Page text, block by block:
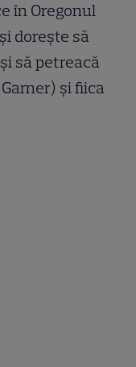
în Oregonul
dorește să
să petreacă
și fiica